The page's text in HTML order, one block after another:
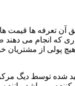
آن تعرفه ها قیمت
که انجام می دهند
پولی از مشتریان
شده توسط دیگ